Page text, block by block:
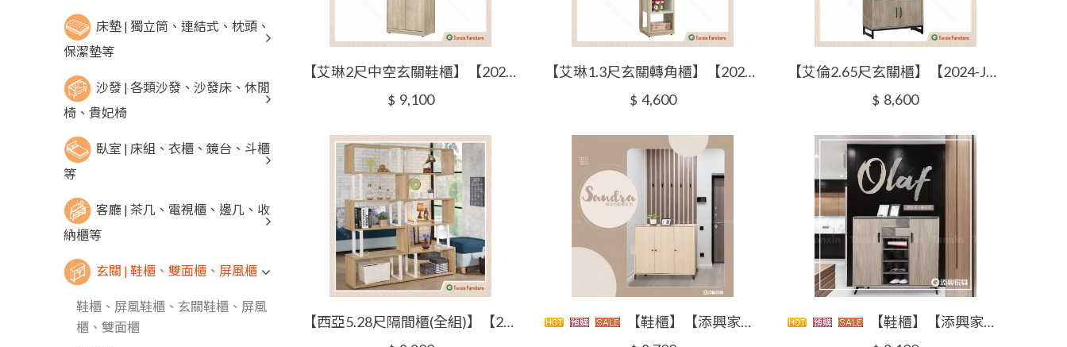
床墊 | 獨立筒、連結式、枕頭、
保潔墊等
沙發 | 各類沙發、沙發床、休閒
椅、貴妃椅
臥室 | 床組、衣櫃、鏡台、斗櫃
等
客廳 | 茶几、電視櫃、邊几、收
納櫃等
玄關 | 鞋櫃、雙面櫃、屏風櫃
鞋櫃、屏風鞋櫃、玄關鞋櫃、屏風
櫃、雙面櫃
【艾琳2尺中空玄關鞋櫃】【2024-J570-12】【添興家具】
$ 9,100
【艾琳1.3尺玄關轉角櫃】【2024-J571-2】【添興家具】
$ 4,600
【艾倫2.65尺玄關櫃】【2024-J568-5】【添興家具】
$ 8,600
【西亞5.28尺隔間櫃(全組)】【2026-J675-2】【添興家具】 【鞋櫃】【添興家具】 WZS10-15珊朵拉鞋櫃系列/燕麥色木紋貼皮~大台北地區滿5千免運~ 【鞋櫃】【添興家具】 WMH1110412-8奧拉夫鞋櫃 大台北地區滿5千免運